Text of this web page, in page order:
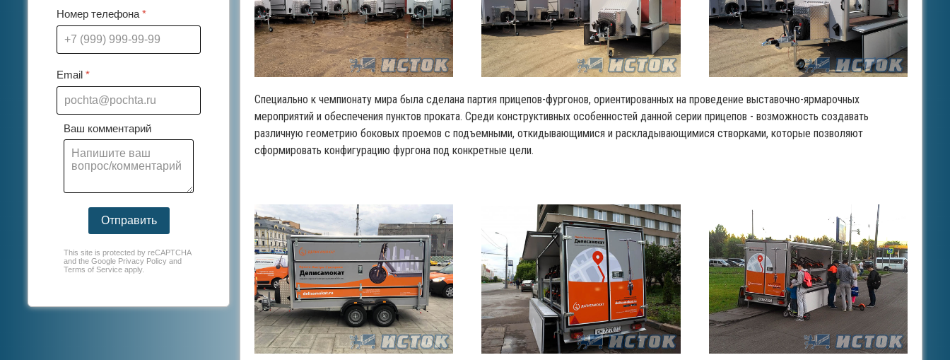
Специально к чемпионату мира была сделана партия прицепов-фургонов, ориентированных на проведение выставочно-ярмарочных
мероприятий и обеспечения пунктов проката. Среди конструктивных особенностей данной серии прицепов - возможность создавать
различную геометрию боковых проемов с подъемными, откидывающимися и раскладывающимися створками, которые позволяют
сформировать конфигурацию фургона под конкретные цели.
Номер телефона *
Email *
Ваш комментарий
Отправить
This site is protected by reCAPTCHA
and the Google Privacy Policy and
Terms of Service apply.